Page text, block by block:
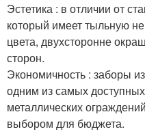
Эстетика : в отличии от
который имеет тыльную
цвета, двухсторонне
сторон.
Экономичность : заборы
одним из самых
металлических
выбором для бюджета.